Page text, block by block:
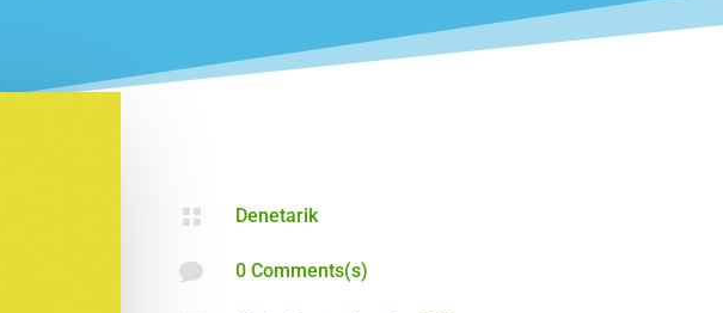
 Denetarik
 0 Comments(s)